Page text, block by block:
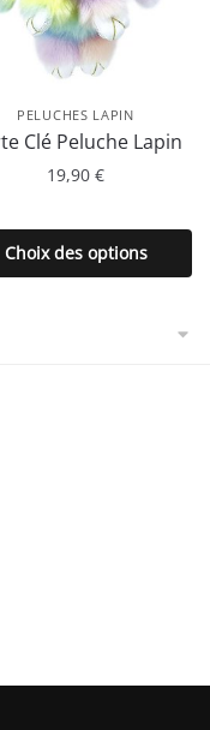
PELUCHES LAPIN
Clé Peluche Lapin
19,90 €
Choix des options
produit
a